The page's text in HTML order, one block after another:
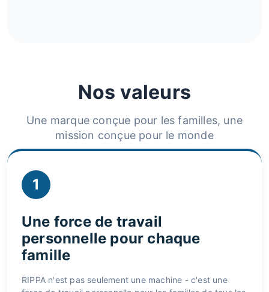
Nos valeurs
Une marque conçue pour les familles, une
mission conçue pour le monde
1
Une force de travail
personnelle pour chaque
famille
RIPPA n'est pas seulement une machine - c'est une